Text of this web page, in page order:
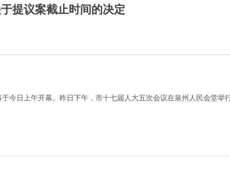
提议案截止时间的决定
今日上午开幕。昨日下午，市十七届人大五次会议在泉州人民会堂举